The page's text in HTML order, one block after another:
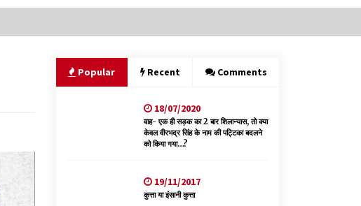
आधारभूत अधोसंरचना के लिए जारी किए 83.85 करोड़-
29 मेगावाट पावर प्रोजेक्ट से प्रभावित गांवों को LADA
फंड व रोजगार न मिलने पर राजस्व मंत्री ने जताई नाराजगी
09/08/2026
अनुरूप करें भाषा का प्रयोग- राजेश धर्माणी
08/08/2026
Popular Recent Comments
18/07/2020
वाह- एक ही सड़क का 2 बार शिलान्यास, तो क्या
केवल वीरभद्र सिंह के नाम की पट्टिका बदलने
को किया गया…?
19/11/2017
कुत्ता या इंसानी कुत्ता